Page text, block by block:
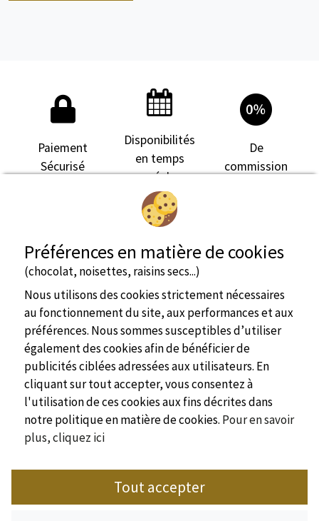
Paiement
Sécurisé
Disponibilités
en temps
réel
De
commission
Site officiel
Syndicat de l'Hôtellerie de Plein Air de Dordogne
Place Marc Busson - 24200 Sarlat
Préférences en matière de cookies
(chocolat, noisettes, raisins secs...)
Nous utilisons des cookies strictement nécessaires
au fonctionnement du site, aux performances et aux
préférences. Nous sommes susceptibles d’utiliser
également des cookies afin de bénéficier de
publicités ciblées adressées aux utilisateurs. En
cliquant sur tout accepter, vous consentez à
l'utilisation de ces cookies aux fins décrites dans
notre politique en matière de cookies. Pour en savoir
plus, cliquez ici
Tout accepter